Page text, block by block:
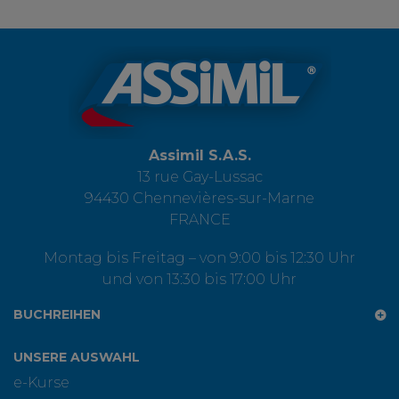
Assimil S.A.S.
13 rue Gay-Lussac
94430 Chennevières-sur-Marne
FRANCE
Montag bis Freitag – von 9:00 bis 12:30 Uhr
und von 13:30 bis 17:00 Uhr
BUCHREIHEN
UNSERE AUSWAHL
e-Kurse